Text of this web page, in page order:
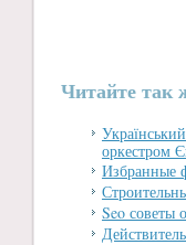
Читайте так
оркестром
Избранные
Seo советы